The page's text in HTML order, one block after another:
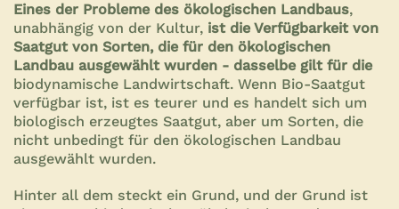
Eines der Probleme des ökologischen Landbaus,
unabhängig von der Kultur, ist die Verfügbarkeit von
Saatgut von Sorten, die für den ökologischen
Landbau ausgewählt wurden - dasselbe gilt für die
biodynamische Landwirtschaft. Wenn Bio-Saatgut
verfügbar ist, ist es teurer und es handelt sich um
biologisch erzeugtes Saatgut, aber um Sorten, die
nicht unbedingt für den ökologischen Landbau
ausgewählt wurden.
Hinter all dem steckt ein Grund, und der Grund ist